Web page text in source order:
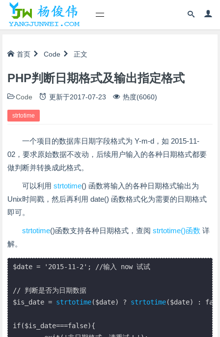
首页 Code 正文
PHP判断日期格式及输出指定格式
Code 更新于2017-07-23 热度(6060)
strtotime
一个项目的数据库日期字段格式为 Y-m-d，如 2015-11-
02，要求原始数据不改动，后续用户输入的各种日期格式都要
做判断并转换成此格式。
可以利用 strtotime() 函数将输入的各种日期格式输出为
Unix时间戳，然后再利用 date() 函数格式化为需要的日期格式
即可。
strtotime()函数支持各种日期格式，查阅 strtotime()函数 详
解。
$date = '2015-11-2'; //输入 now 试试
// 判断是否为日期数据
$is_date = strtotime($date) ? strtotime($date) :
if($is_date===false){